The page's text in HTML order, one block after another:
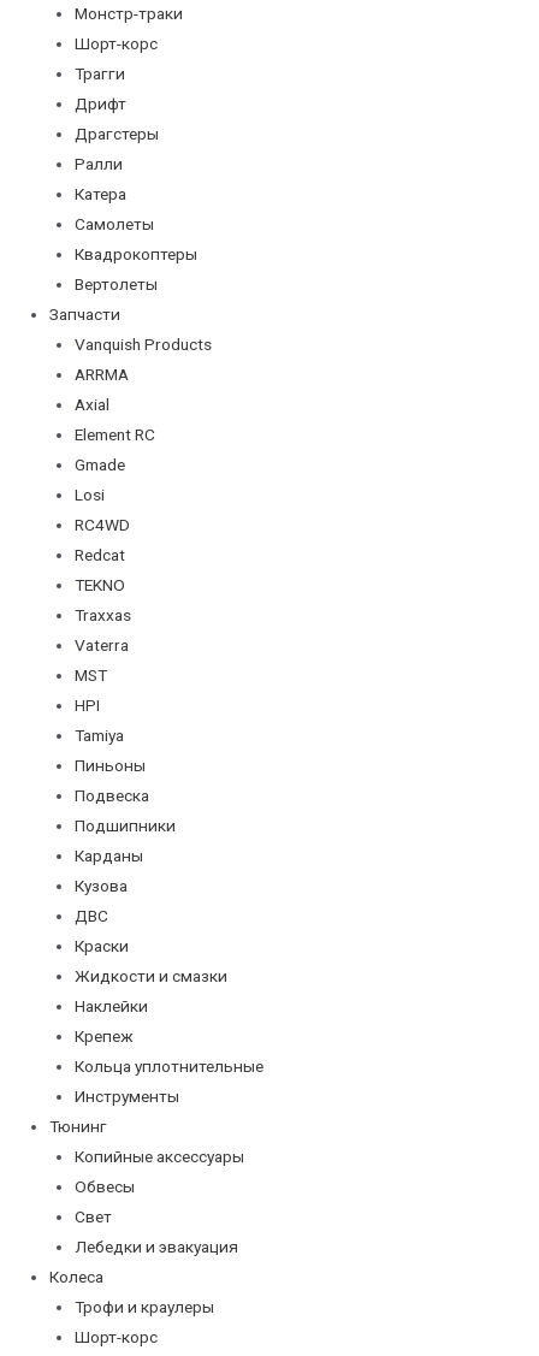
Монстр-траки
Шорт-корс
Трагги
Дрифт
Драгстеры
Ралли
Катера
Самолеты
Квадрокоптеры
Вертолеты
Запчасти
Vanquish Products
ARRMA
Axial
Element RC
Gmade
Losi
RC4WD
Redcat
TEKNO
Traxxas
Vaterra
MST
HPI
Tamiya
Пиньоны
Подвеска
Подшипники
Карданы
Кузова
ДВС
Краски
Жидкости и смазки
Наклейки
Крепеж
Кольца уплотнительные
Инструменты
Тюнинг
Копийные аксессуары
Обвесы
Свет
Лебедки и эвакуация
Колеса
Трофи и краулеры
Шорт-корс